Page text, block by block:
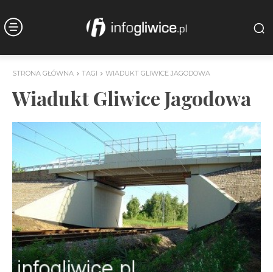
STRONA GŁÓWNA TAGI WIADUKT GLIWICE JAGODOWA
Wiadukt Gliwice Jagodowa